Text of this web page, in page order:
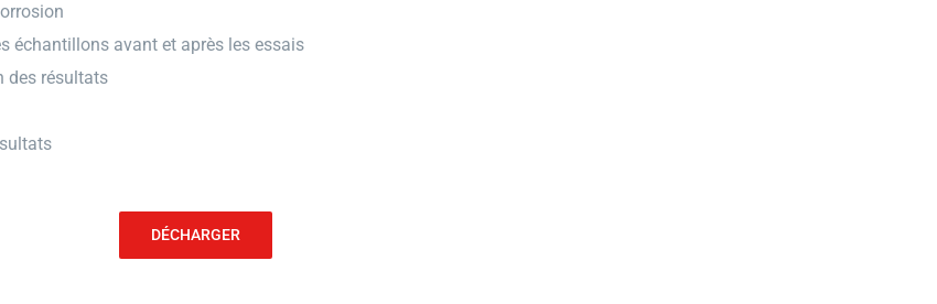
échantillons avant et après les essais
des résultats
DÉCHARGER